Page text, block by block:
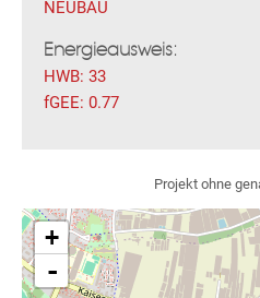
NEUBAU
Energieausweis:
HWB: 33
fGEE: 0.77
Projekt ohne
+
-